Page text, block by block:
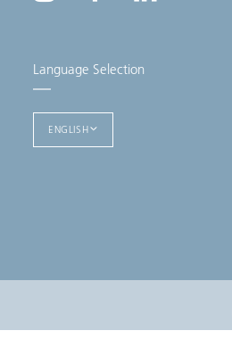
Language Selection
ENGLISH